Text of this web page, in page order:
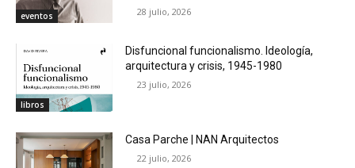
eventos 28 julio, 2026
libros
Disfuncional funcionalismo. Ideología,
arquitectura y crisis, 1945-1980
23 julio, 2026
Casa Parche | NAN Arquitectos
22 julio, 2026